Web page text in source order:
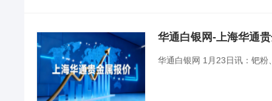
华通白银网-上海华通
华通白银网 1月23日讯：钯